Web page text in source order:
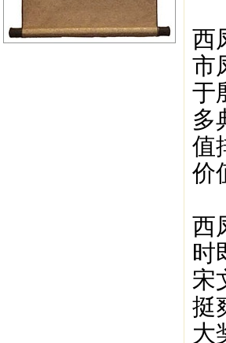
西
市
于
多
值
价
西
时
宋
挺
大